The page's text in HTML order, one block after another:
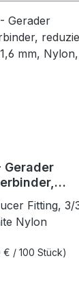
Gerader
weißFitting, 3/
Nylon
€ / 100 Stück)